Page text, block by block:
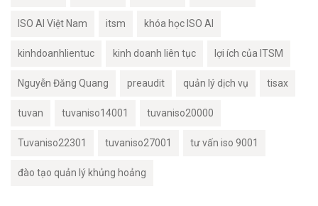
ISO AI Việt Nam itsm khóa học ISO AI
kinhdoanhlientuc kinh doanh liên tục lợi ích của ITSM
Nguyễn Đăng Quang preaudit quản lý dịch vụ tisax
tuvan tuvaniso14001 tuvaniso20000
Tuvaniso22301 tuvaniso27001 tư vấn iso 9001
đào tạo quản lý khủng hoảng